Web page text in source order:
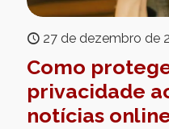
27 de dezembro de
Como
privacidade
notícias